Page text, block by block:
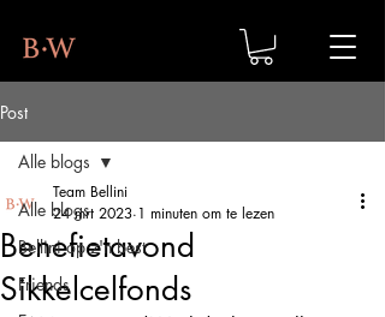
Post
Alle blogs
Bellini op z'n best
Friends
Alle blogs
Benefietavond
Sikkelcelfonds
Team Bellini
24 mrt 2023 1 minuten om te lezen